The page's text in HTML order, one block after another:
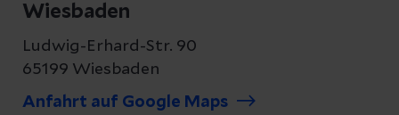
Wiesbaden
Ludwig-Erhard-Str. 90
65199 Wiesbaden
Anfahrt auf Google Maps